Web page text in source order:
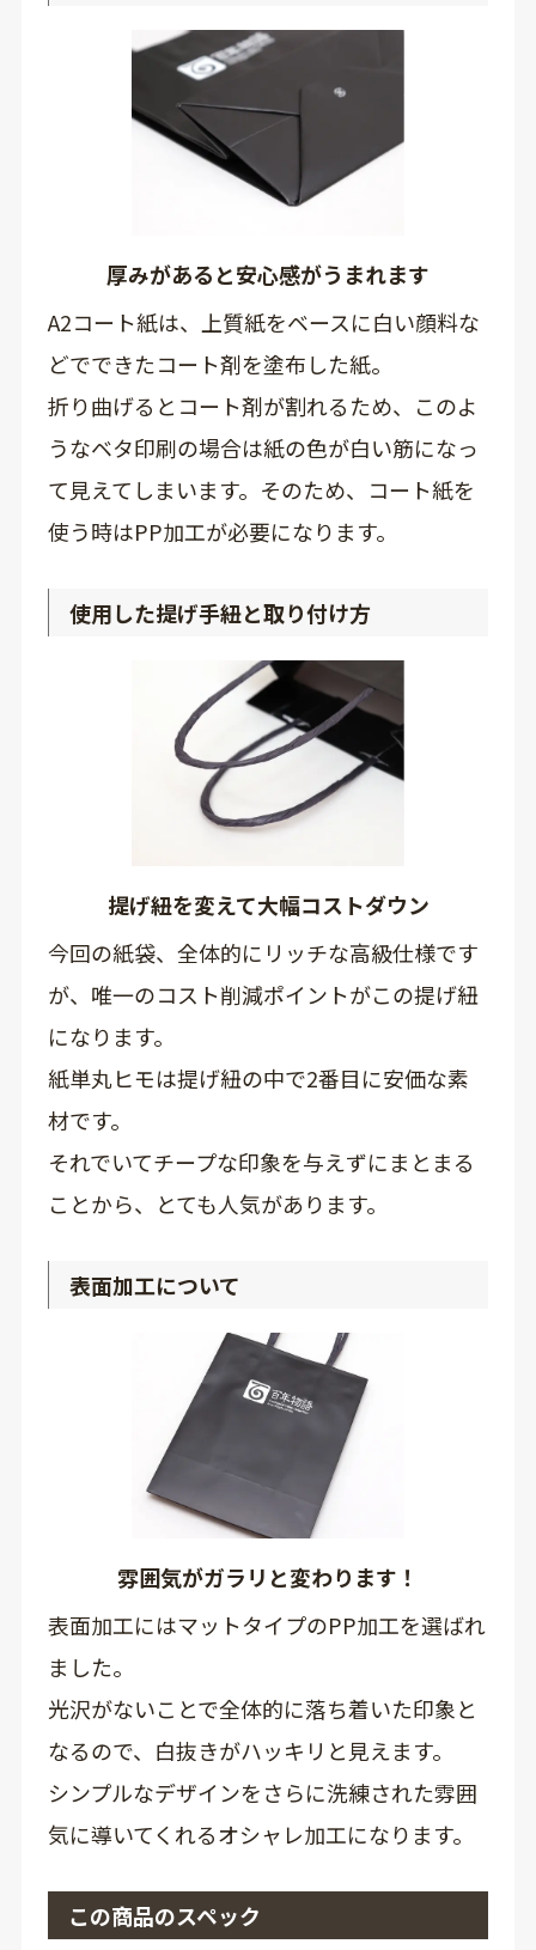
厚みがあると安心感がうまれます
A2コート紙は、上質紙をベースに白い顔料な
どでできたコート剤を塗布した紙。
折り曲げるとコート剤が割れるため、このよ
うなベタ印刷の場合は紙の色が白い筋になっ
て見えてしまいます。そのため、コート紙を
使う時はPP加工が必要になります。
使用した提げ手紐と取り付け方
提げ紐を変えて大幅コストダウン
今回の紙袋、全体的にリッチな高級仕様です
が、唯一のコスト削減ポイントがこの提げ紐
になります。
紙単丸ヒモは提げ紐の中で2番目に安価な素
材です。
それでいてチープな印象を与えずにまとまる
ことから、とても人気があります。
表面加工について
雰囲気がガラリと変わります！
表面加工にはマットタイプのPP加工を選ばれ
ました。
光沢がないことで全体的に落ち着いた印象と
なるので、白抜きがハッキリと見えます。
シンプルなデザインをさらに洗練された雰囲
気に導いてくれるオシャレ加工になります。
この商品のスペック